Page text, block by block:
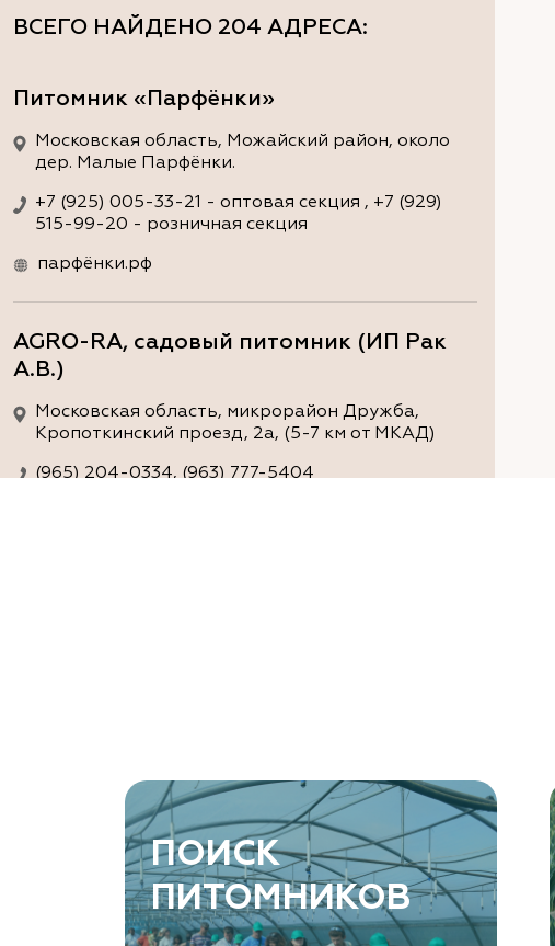
ВСЕГО НАЙДЕНО 204 АДРЕСА:
Питомник «Парфёнки»
Московская область, Можайский район, около
дер. Малые Парфёнки.
+7 (925) 005-33-21 - оптовая секция , +7 (929)
515-99-20 - розничная секция
парфёнки.рф
AGRO-RA, садовый питомник (ИП Рак
А.В.)
Московская область, микрорайон Дружба,
Кропоткинский проезд, 2а, (5-7 км от МКАД)
(965) 204-0334, (963) 777-5404
ArtGreen (питомник декоративных
растений, АртГрин)
Ростовская область, Ростов-на-Дону,
Левобережная ул, дом № 37
ПОИСК
ПИТОМНИКОВ